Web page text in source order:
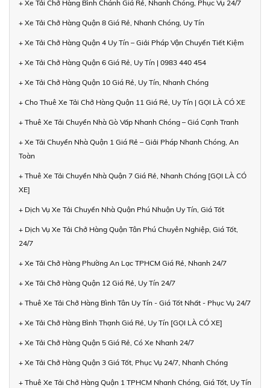
+ Xe Tải Chở Hàng Bình Chánh Giá Rẻ, Nhanh Chóng, Phục Vụ 24/7
+ Xe Tải Chở Hàng Quận 8 Giá Rẻ, Nhanh Chóng, Uy Tín
+ Xe Tải Chở Hàng Quận 4 Uy Tín – Giải Pháp Vận Chuyển Tiết Kiệm
+ Xe Tải Chở Hàng Quận 6 Giá Rẻ, Uy Tín | 0983 440 454
+ Xe Tải Chở Hàng Quận 10 Giá Rẻ, Uy Tín, Nhanh Chóng
+ Cho Thuê Xe Tải Chở Hàng Quận 11 Giá Rẻ, Uy Tín | GỌI LÀ CÓ XE
+ Thuê Xe Tải Chuyển Nhà Gò Vấp Nhanh Chóng – Giá Cạnh Tranh
+ Xe Tải Chuyển Nhà Quận 1 Giá Rẻ – Giải Pháp Nhanh Chóng, An
Toàn
+ Thuê Xe Tải Chuyển Nhà Quận 7 Giá Rẻ, Nhanh Chóng [GỌI LÀ CÓ
XE]
+ Dịch Vụ Xe Tải Chuyển Nhà Quận Phú Nhuận Uy Tín, Giá Tốt
+ Dịch Vụ Xe Tải Chở Hàng Quận Tân Phú Chuyên Nghiệp, Giá Tốt,
24/7
+ Xe Tải Chở Hàng Phường An Lạc TPHCM Giá Rẻ, Nhanh 24/7
+ Xe Tải Chở Hàng Quận 12 Giá Rẻ, Uy Tín 24/7
+ Thuê Xe Tải Chở Hàng Bình Tân Uy Tín - Giá Tốt Nhất - Phục Vụ 24/7
+ Xe Tải Chở Hàng Bình Thạnh Giá Rẻ, Uy Tín [GỌI LÀ CÓ XE]
+ Xe Tải Chở Hàng Quận 5 Giá Rẻ, Có Xe Nhanh 24/7
+ Xe Tải Chở Hàng Quận 3 Giá Tốt, Phục Vụ 24/7, Nhanh Chóng
+ Thuê Xe Tải Chở Hàng Quận 1 TPHCM Nhanh Chóng, Giá Tốt, Uy Tín